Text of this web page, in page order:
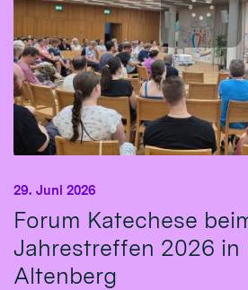
Forum Katechese
Jahrestreffen 2026 in
Altenberg
29. Juni 2026